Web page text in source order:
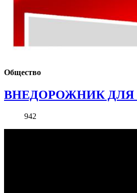
Общество
ВНЕДОРОЖНИК ДЛЯ
942